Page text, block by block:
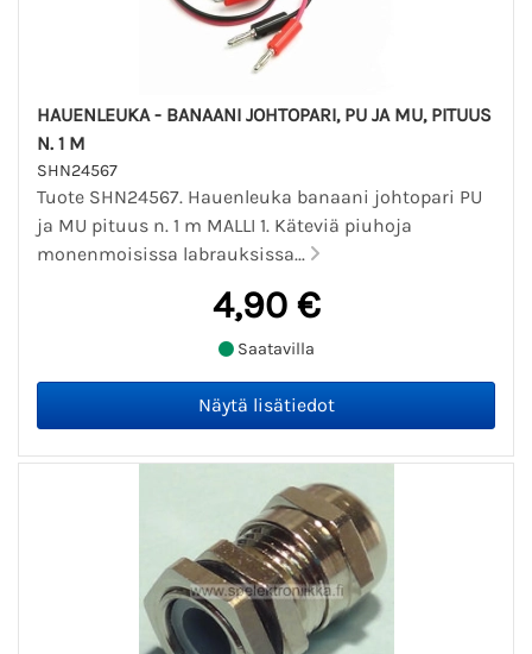
HAUENLEUKA - BANAANI JOHTOPARI, PU JA MU, PITUUS
N. 1 M
SHN24567
Tuote SHN24567. Hauenleuka banaani johtopari PU
ja MU pituus n. 1 m MALLI 1. Käteviä piuhoja
monenmoisissa labrauksissa...
4,90 €
Saatavilla